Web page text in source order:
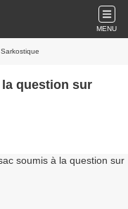
MENU
question sur